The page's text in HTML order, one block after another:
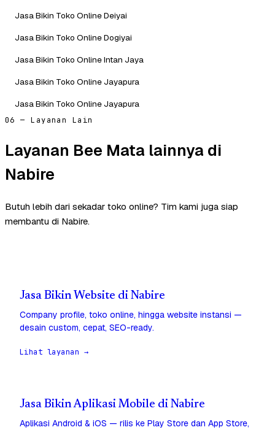
Jasa Bikin Toko Online Deiyai
Jasa Bikin Toko Online Dogiyai
Jasa Bikin Toko Online Intan Jaya
Jasa Bikin Toko Online Jayapura
Jasa Bikin Toko Online Jayapura
06 — Layanan Lain
Layanan Bee Mata lainnya di
Nabire
Butuh lebih dari sekadar toko online? Tim kami juga siap
membantu di Nabire.
Jasa Bikin Website di Nabire
Company profile, toko online, hingga website instansi —
desain custom, cepat, SEO-ready.
Lihat layanan →
Jasa Bikin Aplikasi Mobile di Nabire
Aplikasi Android & iOS — rilis ke Play Store dan App Store,